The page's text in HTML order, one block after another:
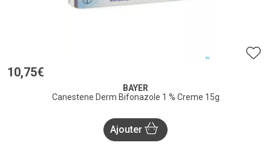
10,75€
BAYER
Canestene Derm Bifonazole 1 % Creme 15g
Ajouter